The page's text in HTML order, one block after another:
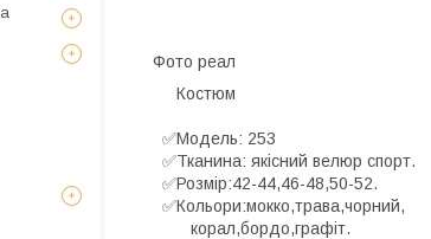
Фото реал
Костюм
✅Модель: 253
✅Тканина: якісний велюр спорт.
✅Розмір:42-44,46-48,50-52.
✅Кольори:мокко,трава,чорний,
корал,бордо,графіт.